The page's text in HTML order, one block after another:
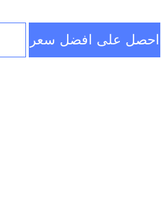
احصل على افضل سعر